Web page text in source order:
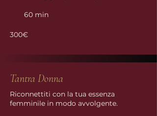
60 min
300€
Tantra Donna
Riconnettiti con la tua essenza
femminile in modo avvolgente.